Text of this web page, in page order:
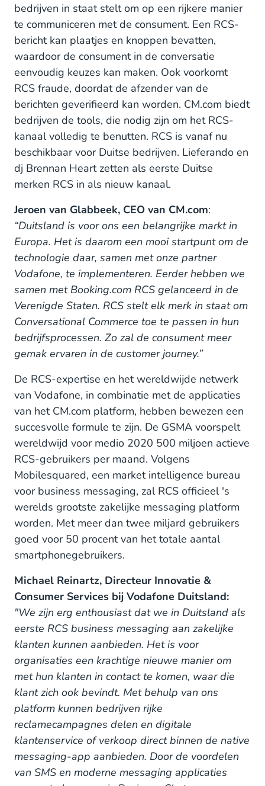
bedrijven in staat stelt om op een rijkere manier
te communiceren met de consument. Een RCS-
bericht kan plaatjes en knoppen bevatten,
waardoor de consument in de conversatie
eenvoudig keuzes kan maken. Ook voorkomt
RCS fraude, doordat de afzender van de
berichten geverifieerd kan worden. CM.com biedt
bedrijven de tools, die nodig zijn om het RCS-
kanaal volledig te benutten. RCS is vanaf nu
beschikbaar voor Duitse bedrijven. Lieferando en
dj Brennan Heart zetten als eerste Duitse
merken RCS in als nieuw kanaal.
Jeroen van Glabbeek, CEO van CM.com:
“Duitsland is voor ons een belangrijke markt in
Europa. Het is daarom een mooi startpunt om de
technologie daar, samen met onze partner
Vodafone, te implementeren. Eerder hebben we
samen met Booking.com RCS gelanceerd in de
Verenigde Staten. RCS stelt elk merk in staat om
Conversational Commerce toe te passen in hun
bedrijfsprocessen. Zo zal de consument meer
gemak ervaren in de customer journey.”
De RCS-expertise en het wereldwijde netwerk
van Vodafone, in combinatie met de applicaties
van het CM.com platform, hebben bewezen een
succesvolle formule te zijn. De GSMA voorspelt
wereldwijd voor medio 2020 500 miljoen actieve
RCS-gebruikers per maand. Volgens
Mobilesquared, een market intelligence bureau
voor business messaging, zal RCS officieel 's
werelds grootste zakelijke messaging platform
worden. Met meer dan twee miljard gebruikers
goed voor 50 procent van het totale aantal
smartphonegebruikers.
Michael Reinartz, Directeur Innovatie &
Consumer Services bij Vodafone Duitsland:
"We zijn erg enthousiast dat we in Duitsland als
eerste RCS business messaging aan zakelijke
klanten kunnen aanbieden. Het is voor
organisaties een krachtige nieuwe manier om
met hun klanten in contact te komen, waar die
klant zich ook bevindt. Met behulp van ons
platform kunnen bedrijven rijke
reclamecampagnes delen en digitale
klantenservice of verkoop direct binnen de native
messaging-app aanbieden. Door de voordelen
van SMS en moderne messaging applicaties